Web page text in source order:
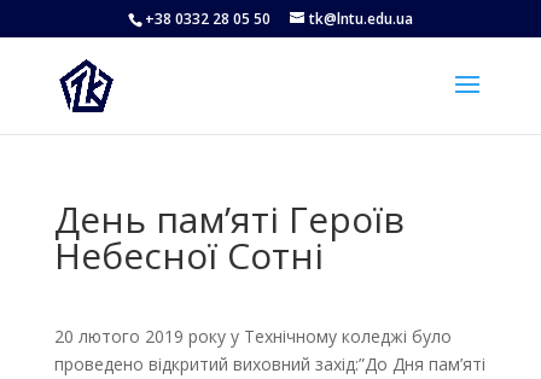
+38 0332 28 05 50 tk@lntu.edu.ua
День пам’яті Героїв
Небесної Сотні
20 лютого 2019 року у Технічному коледжі було
проведено відкритий виховний захід:”До Дня пам’яті